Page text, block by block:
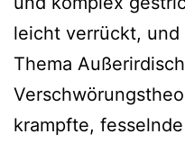
leicht ver­rückt,
Thema
krampf­te,